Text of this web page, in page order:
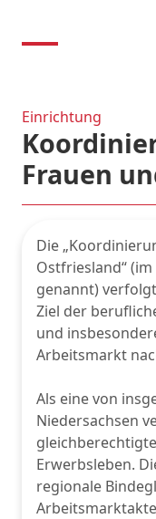
Einrichtung
Frauen
Die
Ostfriesland“
genannt)
Ziel der
und
Arbeitsmarkt
Als eine von
Niedersachsen
Erwerbsleben.
regionale